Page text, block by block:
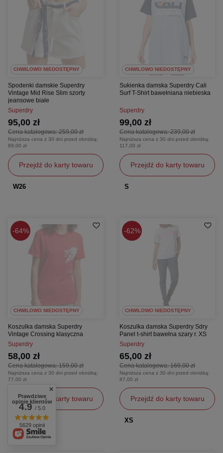
CHWILOWO NIEDOSTĘPNY
Spodenki damskie Superdry
Vintage Mid Rise Slim szorty
jeansowe białe
Superdry
Cena katalogowa:259,00 zł
95,00 zł
Najniższa cena z 30 dni przed obniżką:
89,00 zł
Przejdź do karty towaru
W26
CHWILOWO NIEDOSTĘPNY
Sukienka damska Superdry Cali
Surf T-Shirt bawełniana niebieska
Superdry
Cena katalogowa:239,00 zł
99,00 zł
Najniższa cena z 30 dni przed obniżką:
117,00 zł
Przejdź do karty towaru
S
64%
CHWILOWO NIEDOSTĘPNY
Koszulka damska Superdry
Vintage Crossing klasyczna
Superdry
Cena katalogowa:159,00 zł
58,00 zł
Najniższa cena z 30 dni przed obniżką:
77,00 zł
Przejdź do karty towaru
S
62%
CHWILOWO NIEDOSTĘPNY
Koszulka damska Superdry Sdry
Panel t-shirt bawełna szary r. XS
Superdry
Cena katalogowa:169,00 zł
65,00 zł
Najniższa cena z 30 dni przed obniżką:
87,00 zł
Przejdź do karty towaru
XS
Prawdziwe
opinie klientów
4.9/ 5.0
5629 opinii